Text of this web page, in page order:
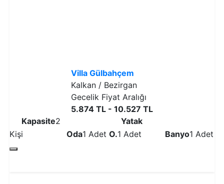
Villa Gülbahçem
Kalkan / Bezirgan
Gecelik Fiyat Aralığı
5.874 TL - 10.527 TL
Kapasite2
Kişi
Oda1 Adet
Yatak
O.1 Adet Banyo1 Adet